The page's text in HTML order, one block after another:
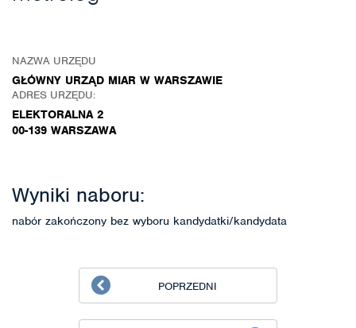
NAZWA URZĘDU
GŁÓWNY URZĄD MIAR W WARSZAWIE
ADRES URZĘDU:
ELEKTORALNA 2
00-139 WARSZAWA
Wyniki naboru:
nabór zakończony bez wyboru kandydatki/kandydata
POPRZEDNI